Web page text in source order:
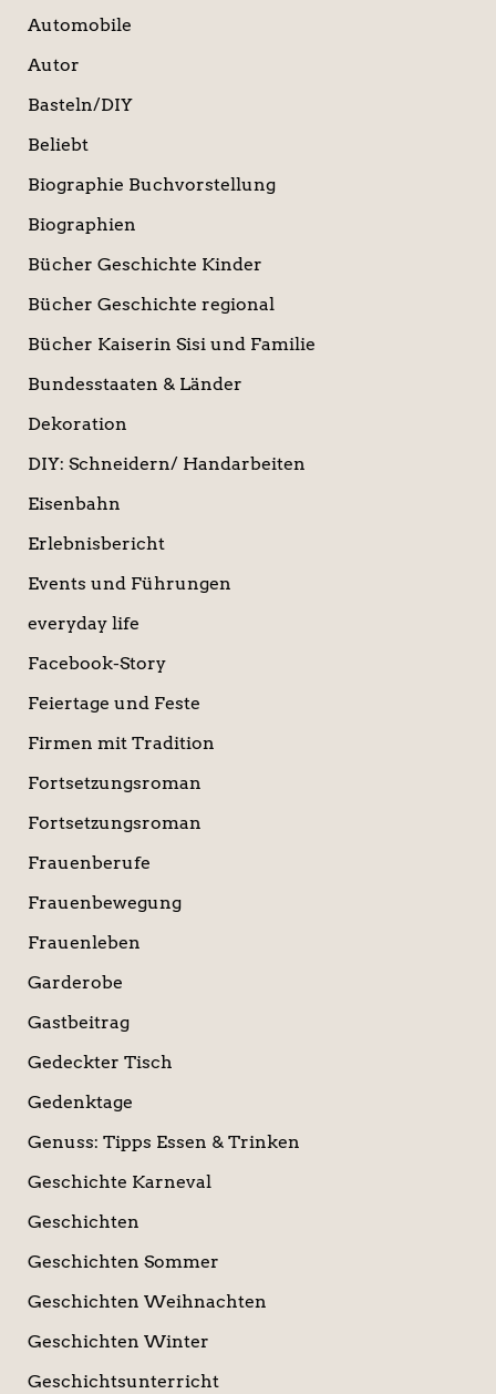
Automobile
Autor
Basteln/DIY
Beliebt
Biographie Buchvorstellung
Biographien
Bücher Geschichte Kinder
Bücher Geschichte regional
Bücher Kaiserin Sisi und Familie
Bundesstaaten & Länder
Dekoration
DIY: Schneidern/ Handarbeiten
Eisenbahn
Erlebnisbericht
Events und Führungen
everyday life
Facebook-Story
Feiertage und Feste
Firmen mit Tradition
Fortsetzungsroman
Fortsetzungsroman
Frauenberufe
Frauenbewegung
Frauenleben
Garderobe
Gastbeitrag
Gedeckter Tisch
Gedenktage
Genuss: Tipps Essen & Trinken
Geschichte Karneval
Geschichten
Geschichten Sommer
Geschichten Weihnachten
Geschichten Winter
Geschichtsunterricht